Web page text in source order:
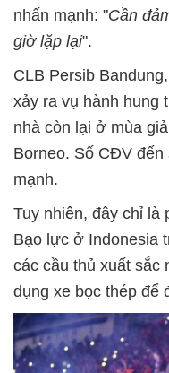
nhấn mạnh: "Cần
giờ lặp lại".
CLB Persib
xảy ra vụ hành hung
nhà còn lại ở mùa
Borneo. Số CĐV đến
mạnh.
Tuy nhiên, đây chỉ là
Bạo lực ở Indonesia
các cầu thủ xuất sắc
dụng xe bọc thép để